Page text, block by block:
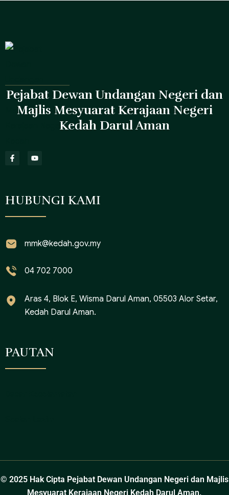
Pejabat Dewan Undangan Negeri dan
Majlis Mesyuarat Kerajaan Negeri
Kedah Darul Aman
HUBUNGI KAMI
mmk@kedah.gov.my
04 702 7000
Aras 4, Blok E, Wisma Darul Aman, 05503 Alor Setar,
Kedah Darul Aman.
PAUTAN
© 2025 Hak Cipta Pejabat Dewan Undangan Negeri dan Majlis
Mesyuarat Kerajaan Negeri Kedah Darul Aman.